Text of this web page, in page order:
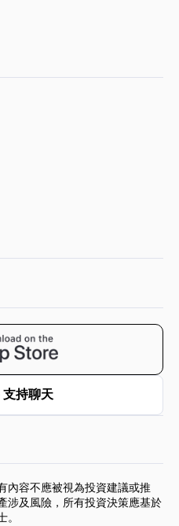
持聊天
內容不應被視為投資建議或推
涉及風險，所有投資決策應基於